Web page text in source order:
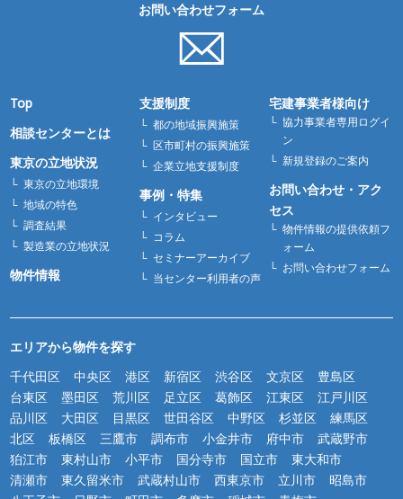
お問い合わせフォーム
Top
相談センターとは
東京の立地状況
東京の立地環境
地域の特色
調査結果
製造業の立地状況
物件情報
支援制度
都の地域振興施策
区市町村の振興施策
企業立地支援制度
事例・特集
インタビュー
コラム
セミナーアーカイブ
当センター利用者の声
宅建事業者様向け
協力事業者専用ログイ
ン
新規登録のご案内
お問い合わせ・アク
セス
物件情報の提供依頼フ
ォーム
お問い合わせフォーム
エリアから物件を探す
千代田区
中央区 港区 新宿区 渋谷区 文京区
豊島区
台東区
墨田区 荒川区 足立区 葛飾区 江東区
江戸川区
品川区
大田区 目黒区 世田谷区 中野区 杉並区
練馬区
北区
板橋区 三鷹市 調布市 小金井市 府中市
武蔵野市
狛江市
東村山市 小平市 国分寺市 国立市
東大和市
清瀬市
東久留米市 武蔵村山市 西東京市 立川市
昭島市